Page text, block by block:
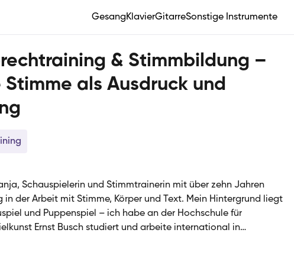
GesangKlavierGitarreSonstige Instrumente
& Stimmbildung –
als Ausdruck und
Schauspielerin und Stimmtrainerin mit über zehn Jahren
in der Arbeit mit Stimme, Körper und Text. Mein Hintergrund liegt
und Puppenspiel – ich habe an der Hochschule für
Ernst Busch studiert und arbeite international in
meine Arbeit am visuellen Theater. Ich unterrichte bei der SIRIUS